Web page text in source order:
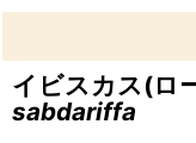
イビスカス(ロ
sabdariffa